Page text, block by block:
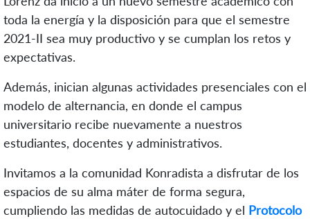
toda la energía y la disposición para que el semestre
2021-II sea muy productivo y se cumplan los retos y
expectativas.
Además, inician algunas actividades presenciales con el
modelo de alternancia, en donde el campus
universitario recibe nuevamente a nuestros
estudiantes, docentes y administrativos.
Invitamos a la comunidad Konradista a disfrutar de los
espacios de su alma máter de forma segura,
cumpliendo las medidas de autocuidado y el Protocolo